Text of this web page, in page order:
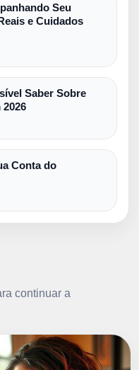
Seu
e Cuidados
Saber Sobre
Conta do
continuar a